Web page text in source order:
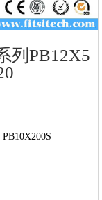
列PB12X5